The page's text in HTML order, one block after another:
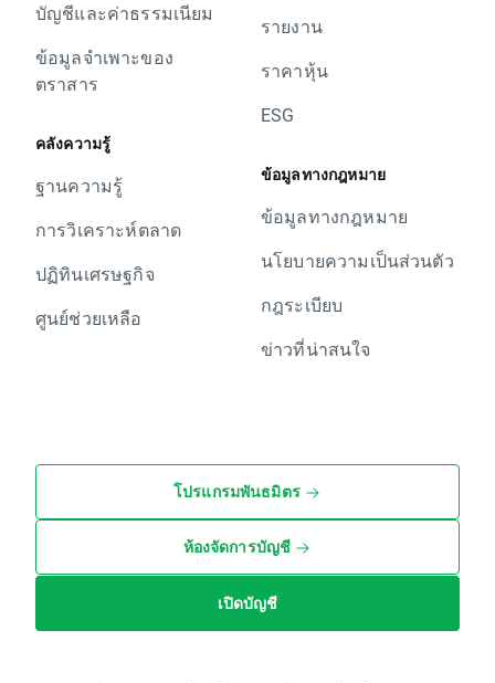
บัญชีและค่าธรรมเนียม
ข้อมูลจำเพาะของ
ตราสาร
คลังความรู้
ฐานความรู้
การวิเคราะห์ตลาด
ปฏิทินเศรษฐกิจ
ศูนย์ช่วยเหลือ
รายงาน
ราคาหุ้น
ESG
ข้อมูลทางกฎหมาย
ข้อมูลทางกฎหมาย
นโยบายความเป็นส่วนตัว
กฎระเบียบ
ข่าวที่น่าสนใจ
โปรแกรมพันธมิตร
ห้องจัดการบัญชี
เปิดบัญชี